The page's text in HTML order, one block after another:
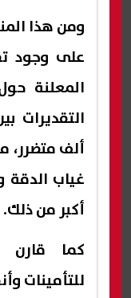
ومن هذا
على وجود
المعلنة
ألف متضرر،
غياب
أكبر من ذلك.
كما قارن
للتأمينات